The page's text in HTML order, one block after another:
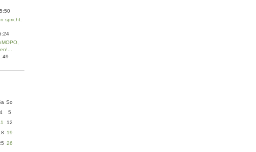
spricht:
So
4
5
12
19
26